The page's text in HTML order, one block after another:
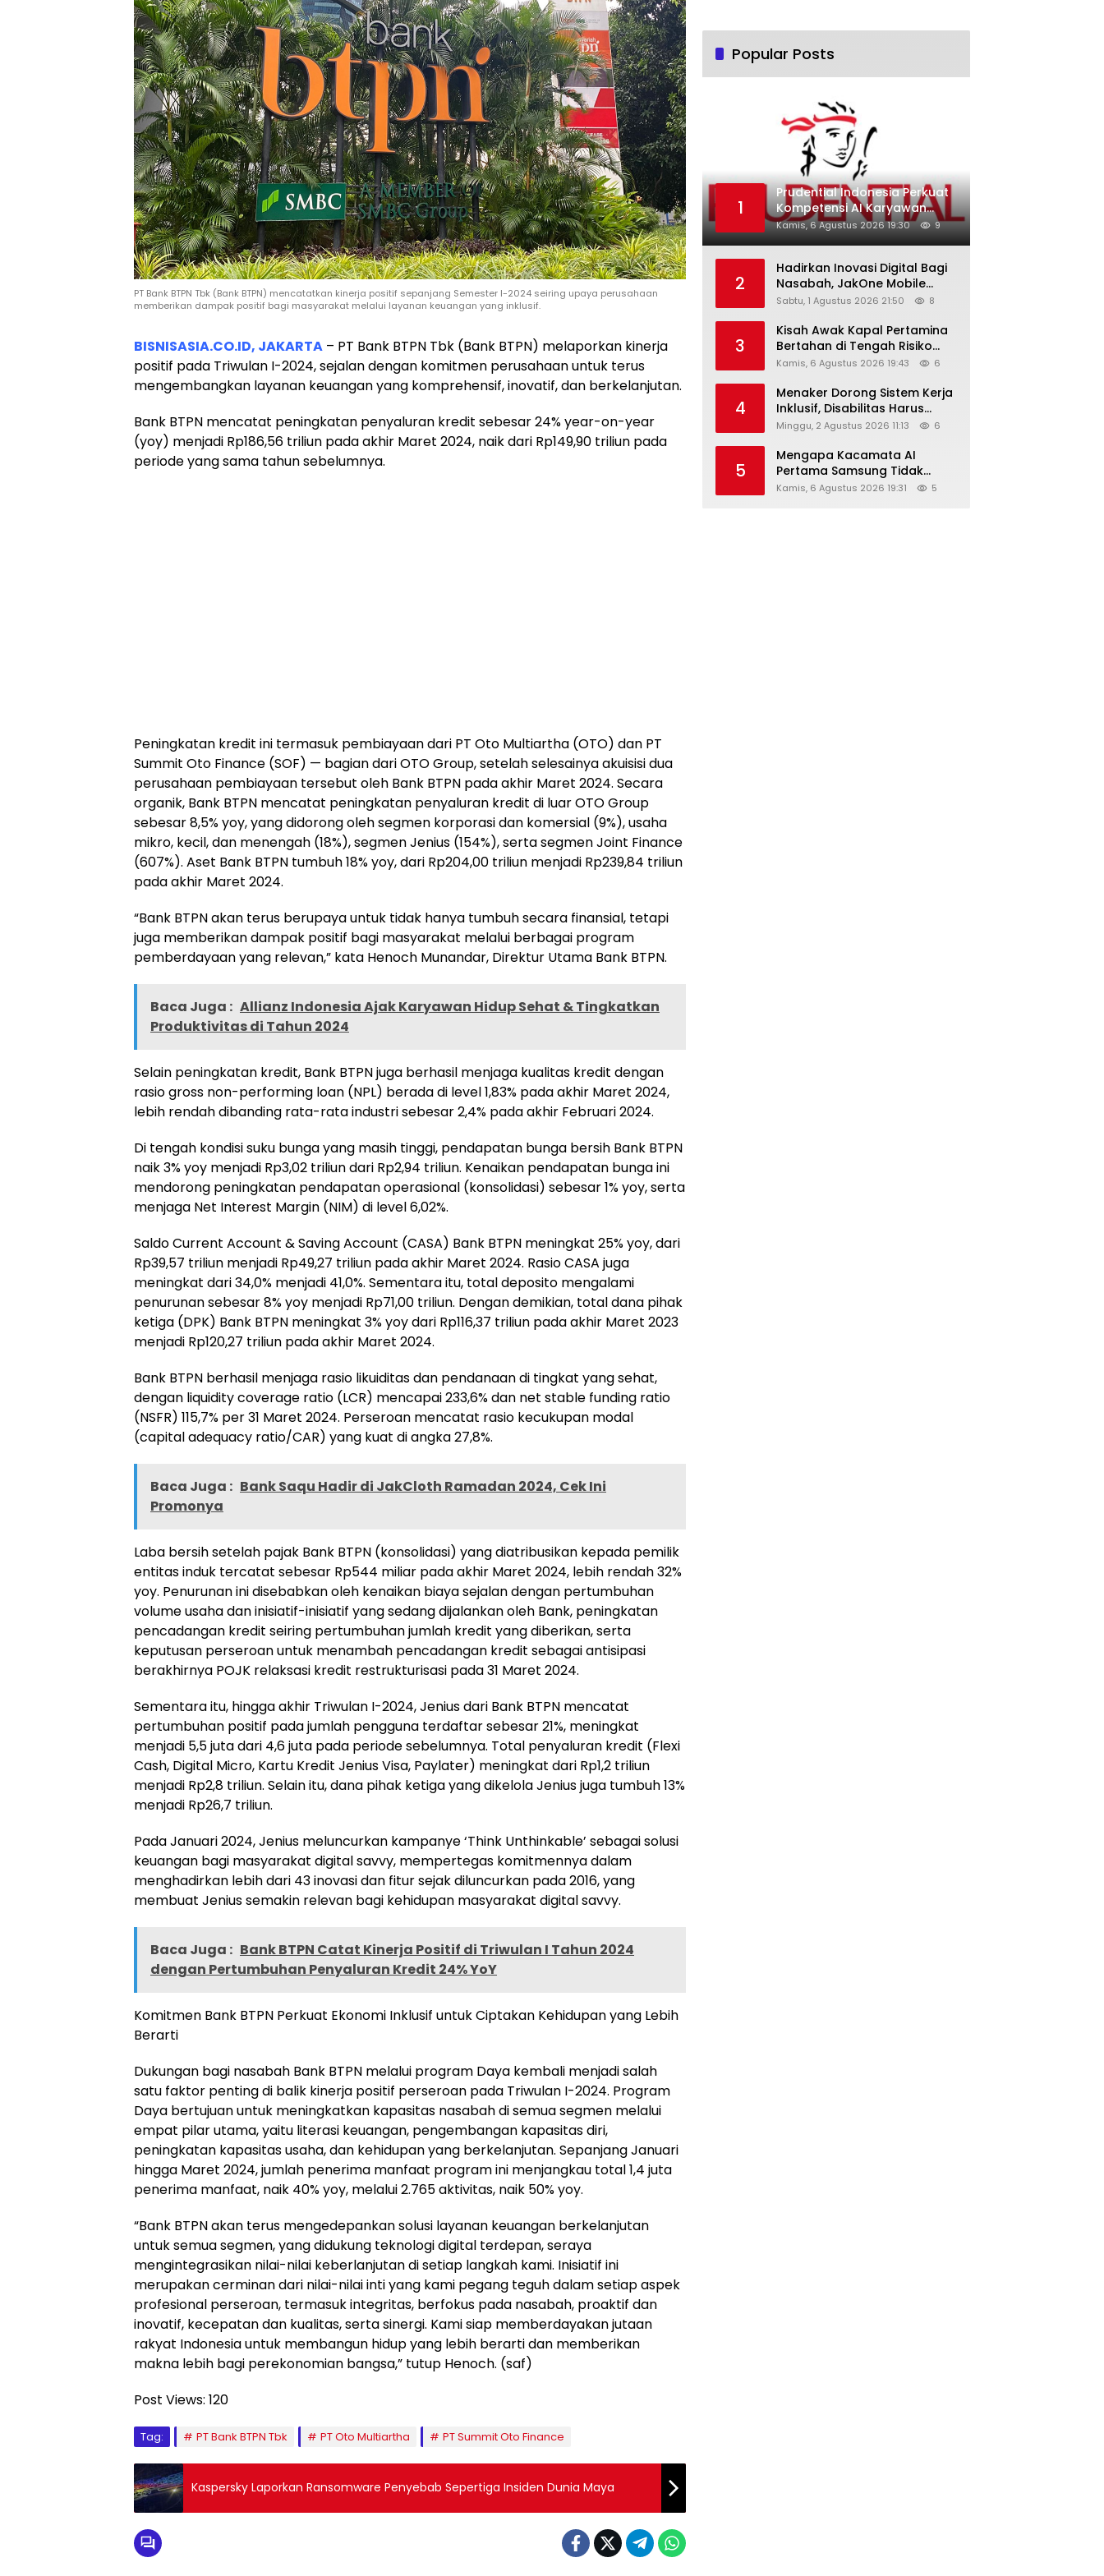
PT Bank BTPN Tbk (Bank BTPN) mencatatkan kinerja positif sepanjang Semester I-2024 seiring upaya perusahaan
memberikan dampak positif bagi masyarakat melalui layanan keuangan yang inklusif.
BISNISASIA.CO.ID, JAKARTA – PT Bank BTPN Tbk (Bank BTPN) melaporkan kinerja
positif pada Triwulan I-2024, sejalan dengan komitmen perusahaan untuk terus
mengembangkan layanan keuangan yang komprehensif, inovatif, dan berkelanjutan.
Bank BTPN mencatat peningkatan penyaluran kredit sebesar 24% year-on-year
(yoy) menjadi Rp186,56 triliun pada akhir Maret 2024, naik dari Rp149,90 triliun pada
periode yang sama tahun sebelumnya.
Peningkatan kredit ini termasuk pembiayaan dari PT Oto Multiartha (OTO) dan PT
Summit Oto Finance (SOF) — bagian dari OTO Group, setelah selesainya akuisisi dua
perusahaan pembiayaan tersebut oleh Bank BTPN pada akhir Maret 2024. Secara
organik, Bank BTPN mencatat peningkatan penyaluran kredit di luar OTO Group
sebesar 8,5% yoy, yang didorong oleh segmen korporasi dan komersial (9%), usaha
mikro, kecil, dan menengah (18%), segmen Jenius (154%), serta segmen Joint Finance
(607%). Aset Bank BTPN tumbuh 18% yoy, dari Rp204,00 triliun menjadi Rp239,84 triliun
pada akhir Maret 2024.
“Bank BTPN akan terus berupaya untuk tidak hanya tumbuh secara finansial, tetapi
juga memberikan dampak positif bagi masyarakat melalui berbagai program
pemberdayaan yang relevan,” kata Henoch Munandar, Direktur Utama Bank BTPN.
Baca Juga : Allianz Indonesia Ajak Karyawan Hidup Sehat & Tingkatkan
Produktivitas di Tahun 2024
Selain peningkatan kredit, Bank BTPN juga berhasil menjaga kualitas kredit dengan
rasio gross non-performing loan (NPL) berada di level 1,83% pada akhir Maret 2024,
lebih rendah dibanding rata-rata industri sebesar 2,4% pada akhir Februari 2024.
Di tengah kondisi suku bunga yang masih tinggi, pendapatan bunga bersih Bank BTPN
naik 3% yoy menjadi Rp3,02 triliun dari Rp2,94 triliun. Kenaikan pendapatan bunga ini
mendorong peningkatan pendapatan operasional (konsolidasi) sebesar 1% yoy, serta
menjaga Net Interest Margin (NIM) di level 6,02%.
Saldo Current Account & Saving Account (CASA) Bank BTPN meningkat 25% yoy, dari
Rp39,57 triliun menjadi Rp49,27 triliun pada akhir Maret 2024. Rasio CASA juga
meningkat dari 34,0% menjadi 41,0%. Sementara itu, total deposito mengalami
penurunan sebesar 8% yoy menjadi Rp71,00 triliun. Dengan demikian, total dana pihak
ketiga (DPK) Bank BTPN meningkat 3% yoy dari Rp116,37 triliun pada akhir Maret 2023
menjadi Rp120,27 triliun pada akhir Maret 2024.
Bank BTPN berhasil menjaga rasio likuiditas dan pendanaan di tingkat yang sehat,
dengan liquidity coverage ratio (LCR) mencapai 233,6% dan net stable funding ratio
(NSFR) 115,7% per 31 Maret 2024. Perseroan mencatat rasio kecukupan modal
(capital adequacy ratio/CAR) yang kuat di angka 27,8%.
Baca Juga : Bank Saqu Hadir di JakCloth Ramadan 2024, Cek Ini
Promonya
Laba bersih setelah pajak Bank BTPN (konsolidasi) yang diatribusikan kepada pemilik
entitas induk tercatat sebesar Rp544 miliar pada akhir Maret 2024, lebih rendah 32%
yoy. Penurunan ini disebabkan oleh kenaikan biaya sejalan dengan pertumbuhan
volume usaha dan inisiatif-inisiatif yang sedang dijalankan oleh Bank, peningkatan
pencadangan kredit seiring pertumbuhan jumlah kredit yang diberikan, serta
keputusan perseroan untuk menambah pencadangan kredit sebagai antisipasi
berakhirnya POJK relaksasi kredit restrukturisasi pada 31 Maret 2024.
Sementara itu, hingga akhir Triwulan I-2024, Jenius dari Bank BTPN mencatat
pertumbuhan positif pada jumlah pengguna terdaftar sebesar 21%, meningkat
menjadi 5,5 juta dari 4,6 juta pada periode sebelumnya. Total penyaluran kredit (Flexi
Cash, Digital Micro, Kartu Kredit Jenius Visa, Paylater) meningkat dari Rp1,2 triliun
menjadi Rp2,8 triliun. Selain itu, dana pihak ketiga yang dikelola Jenius juga tumbuh 13%
menjadi Rp26,7 triliun.
Pada Januari 2024, Jenius meluncurkan kampanye ‘Think Unthinkable’ sebagai solusi
keuangan bagi masyarakat digital savvy, mempertegas komitmennya dalam
menghadirkan lebih dari 43 inovasi dan fitur sejak diluncurkan pada 2016, yang
membuat Jenius semakin relevan bagi kehidupan masyarakat digital savvy.
Baca Juga : Bank BTPN Catat Kinerja Positif di Triwulan I Tahun 2024
dengan Pertumbuhan Penyaluran Kredit 24% YoY
Komitmen Bank BTPN Perkuat Ekonomi Inklusif untuk Ciptakan Kehidupan yang Lebih
Berarti
Dukungan bagi nasabah Bank BTPN melalui program Daya kembali menjadi salah
satu faktor penting di balik kinerja positif perseroan pada Triwulan I-2024. Program
Daya bertujuan untuk meningkatkan kapasitas nasabah di semua segmen melalui
empat pilar utama, yaitu literasi keuangan, pengembangan kapasitas diri,
peningkatan kapasitas usaha, dan kehidupan yang berkelanjutan. Sepanjang Januari
hingga Maret 2024, jumlah penerima manfaat program ini menjangkau total 1,4 juta
penerima manfaat, naik 40% yoy, melalui 2.765 aktivitas, naik 50% yoy.
“Bank BTPN akan terus mengedepankan solusi layanan keuangan berkelanjutan
untuk semua segmen, yang didukung teknologi digital terdepan, seraya
mengintegrasikan nilai-nilai keberlanjutan di setiap langkah kami. Inisiatif ini
merupakan cerminan dari nilai-nilai inti yang kami pegang teguh dalam setiap aspek
profesional perseroan, termasuk integritas, berfokus pada nasabah, proaktif dan
inovatif, kecepatan dan kualitas, serta sinergi. Kami siap memberdayakan jutaan
rakyat Indonesia untuk membangun hidup yang lebih berarti dan memberikan
makna lebih bagi perekonomian bangsa,” tutup Henoch. (saf)
Post Views: 120
Tag: PT Bank BTPN Tbk PT Oto Multiartha PT Summit Oto Finance
Kaspersky Laporkan Ransomware Penyebab Sepertiga Insiden Dunia Maya
Popular Posts
1
Prudential Indonesia Perkuat
Kompetensi AI Karyawan
Lewat AI Week
Kamis, 6 Agustus 2026 19:30 9
2
Hadirkan Inovasi Digital Bagi
Nasabah, JakOne Mobile
Antar Bank Jakarta Sukses
Awards 2026
Sabtu, 1 Agustus 2026 21:50 8
3
Kisah Awak Kapal Pertamina
Bertahan di Tengah Risiko
Pelayaran Selat Hormuz
Kamis, 6 Agustus 2026 19:43 6
4
Menaker Dorong Sistem Kerja
Inklusif, Disabilitas Harus
Dapat Kesempatan Setara
Minggu, 2 Agustus 2026 11:13 6
5
Mengapa Kacamata AI
Pertama Samsung Tidak
Dibekali Layar?
Kamis, 6 Agustus 2026 19:31 5